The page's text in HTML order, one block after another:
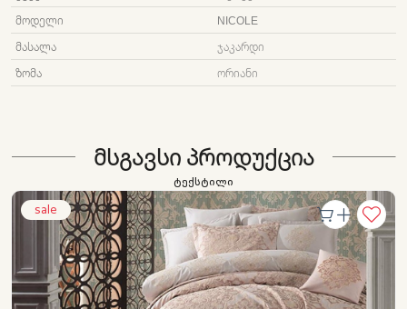
ᲛᲝᲓᲔᲚᲘ
NICOLE
ᲛᲐᲡᲐᲚᲐ
ᲯᲐᲙᲐᲠᲓᲘ
ᲖᲝᲛᲐ
ᲝᲠᲘᲐᲜᲘ
ᲛᲡᲒᲐᲕᲡᲘ ᲞᲠᲝᲓᲣᲥᲪᲘᲐ
ტექსტილი
sale